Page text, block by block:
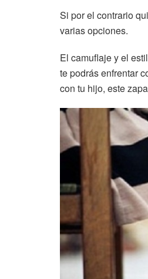
Si por el contrario
varias opciones.
El camuflaje y el
te podrás enfrentar
con tu hijo, este